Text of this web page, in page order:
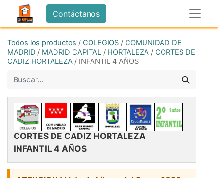
Contáctanos
Todos los productos / COLEGIOS / COMUNIDAD DE
MADRID / MADRID CAPITAL / HORTALEZA / CORTES DE
CADIZ HORTALEZA / INFANTIL 4 AÑOS
CORTES DE CADIZ HORTALEZA
INFANTIL 4 AÑOS